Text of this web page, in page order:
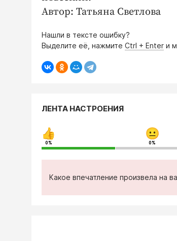
Автор: Татьяна Светлова
Нашли в тексте ошибку?
Выделите её, нажмите Ctrl + Enter и
ЛЕНТА НАСТРОЕНИЯ
0% 0%
Какое впечатление произвела на